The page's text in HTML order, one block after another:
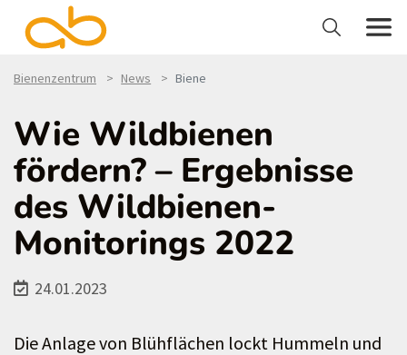
Bienenzentrum News Biene
Wie Wildbienen
fördern? – Ergebnisse
des Wildbienen-
Monitorings 2022
24.01.2023
Die Anlage von Blühflächen lockt Hummeln und